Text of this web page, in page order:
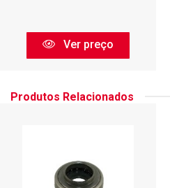
Ver preço
Produtos Relacionados